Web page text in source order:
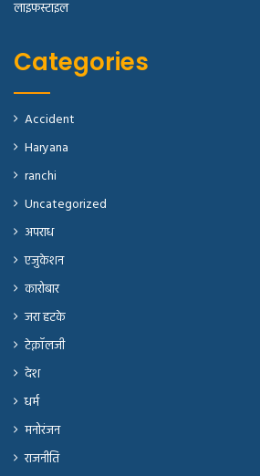
लाइफस्टाइल
Categories
Accident
Haryana
ranchi
Uncategorized
अपराध
एजुकेशन
कारोबार
जरा हटके
टेक्नॉलजी
देश
धर्म
मनोरंजन
राजनीति